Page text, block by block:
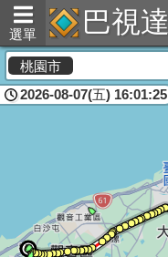
選單 巴視達
桃園市
2026-08-07(五) 16:01:25